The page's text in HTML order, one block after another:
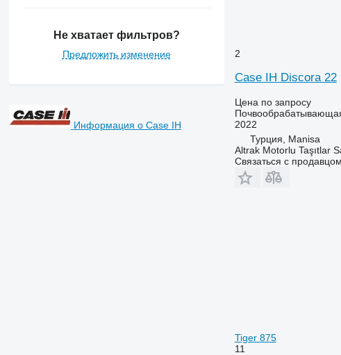
Не хватает фильтров?
Предложить изменение
Информация о Case IH
2
Case IH Discora 22
Цена по запросу
2022
Турция, Manisa
Altrak Motorlu Taşıtlar
Связаться с продавцом
Tiger 875
11